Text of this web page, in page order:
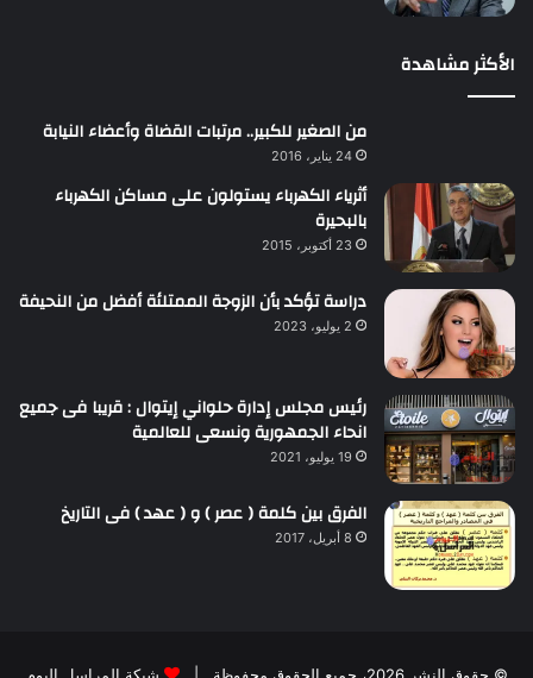
الأكثر مشاهدة
من الصغير للكبير.. مرتبات القضاة وأعضاء النيابة
24 يناير، 2016
أثرياء الكهرباء يستولون على مساكن الكهرباء
بالبحيرة
23 أكتوبر، 2015
دراسة تؤكد بأن الزوجة الممتلئة أفضل من النحيفة
2 يوليو، 2023
رئيس مجلس إدارة حلواني إيتوال : قريبا فى جميع
انحاء الجمهورية ونسعى للعالمية
19 يوليو، 2021
الفرق بين كلمة ( عصر ) و ( عهد ) فى التاريخ
8 أبريل، 2017